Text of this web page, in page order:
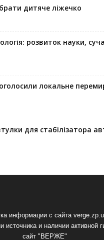
дитяче ліжечко
розвиток науки,
локальне
для стабілізатора
информации с сайта
источника и наличии активной
сайт "ВЕРЖЕ"